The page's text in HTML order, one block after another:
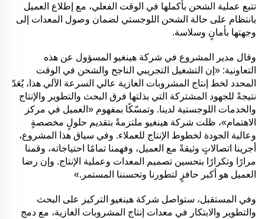
تتبع عملية الشحن بأكملها في الوقت الفعلي، مع إطلاع العميل
بانتظام على حالة الشحن اللوجستي لضمان وصول المعدات إلى
وجهتها بأمانٍ وسلاسة.
وقال مدير المشروع في شركة هينغيو المسؤول عن هذه
التعاونية: «إن التشغيل التجريبي الناجح والشحن في الوقت
المحدد لخط إنتاج المشروبات الغازية عالي السرعة الآلي هذا، يُعَدّ
نتيجةً للجهود المشتركة التي بذلتها فرق البحث والتطوير والإنتاج
والخدمات اللوجستية لدينا. وتمسّكًا بمفهوم «العميل في مركز
الاهتمام»، ظلت شركة هينغيو ملتزمةً بتقديم حلولٍ مخصصةٍ
وعالية الجودة لخطوط الإنتاج للعملاء. وفي سياق هذا المشروع،
أجرينا اتصالاتٍ وثيقةً مع العميل، وفهمنا تمامًا احتياجاته، وقمنا
مرارًا وتكرارًا بتحسين تصميم المعدات وعملية الإنتاج. وإن رضا
العميل هو أكبر حافزٍ لتطورنا وتحسننا المستمر.»
وفي المستقبل، ستواصل شركة هينغيو التركيز على البحث
والتطوير والابتكار في معدات إنتاج المشروبات الغازية، مع دمج